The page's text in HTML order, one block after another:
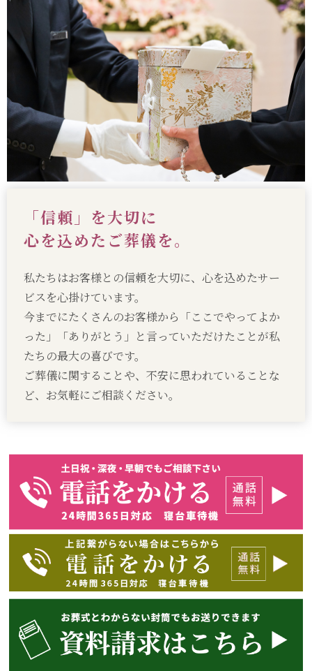
「信頼」を大切に
心を込めたご葬儀を。
私たちはお客様との信頼を大切に、心を込めたサー
ビスを心掛けています。
今までにたくさんのお客様から「ここでやってよか
った」「ありがとう」と言っていただけたことが私
たちの最大の喜びです。
ご葬儀に関することや、不安に思われていることな
ど、お気軽にご相談ください。